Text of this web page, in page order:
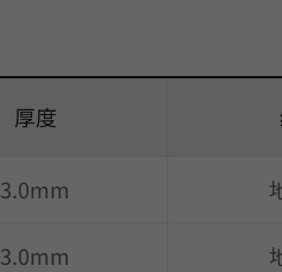
厚度
3.0mm
3.0mm